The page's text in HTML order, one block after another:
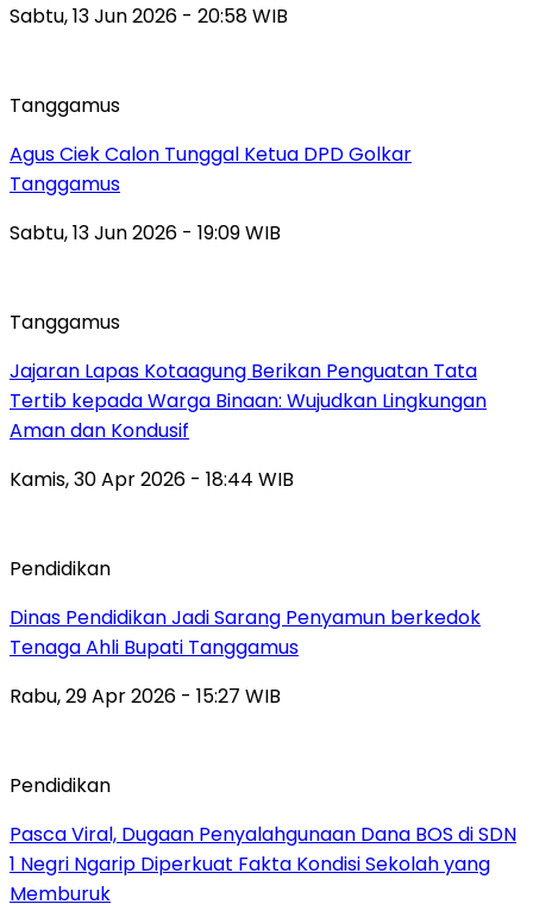
Sabtu, 13 Jun 2026 - 20:58 WIB
Tanggamus
Agus Ciek Calon Tunggal Ketua DPD Golkar
Tanggamus
Sabtu, 13 Jun 2026 - 19:09 WIB
Tanggamus
Jajaran Lapas Kotaagung Berikan Penguatan Tata
Tertib kepada Warga Binaan: Wujudkan Lingkungan
Aman dan Kondusif
Kamis, 30 Apr 2026 - 18:44 WIB
Pendidikan
Dinas Pendidikan Jadi Sarang Penyamun berkedok
Tenaga Ahli Bupati Tanggamus
Rabu, 29 Apr 2026 - 15:27 WIB
Pendidikan
Pasca Viral, Dugaan Penyalahgunaan Dana BOS di SDN
1 Negri Ngarip Diperkuat Fakta Kondisi Sekolah yang
Memburuk